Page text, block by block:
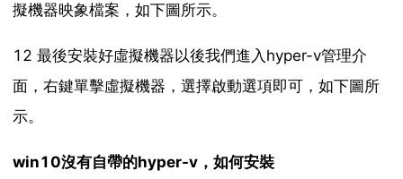
擬機器映象檔案，如下圖所示。
12 最後安裝好虛擬機器以後我們進入hyper-v管理介
面，右鍵單擊虛擬機器，選擇啟動選項即可，如下圖所
示。
win10沒有自帶的hyper-v，如何安裝